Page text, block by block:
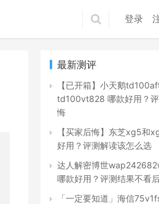
登录
最新测评
【已开箱】小天鹅
td100vt828 哪款好用？
悔
【买家后悔】东芝xg5和
好用？评测解读该怎么选
达人解密博世
哪款好用？评测结果不看
「一定要知道」海信